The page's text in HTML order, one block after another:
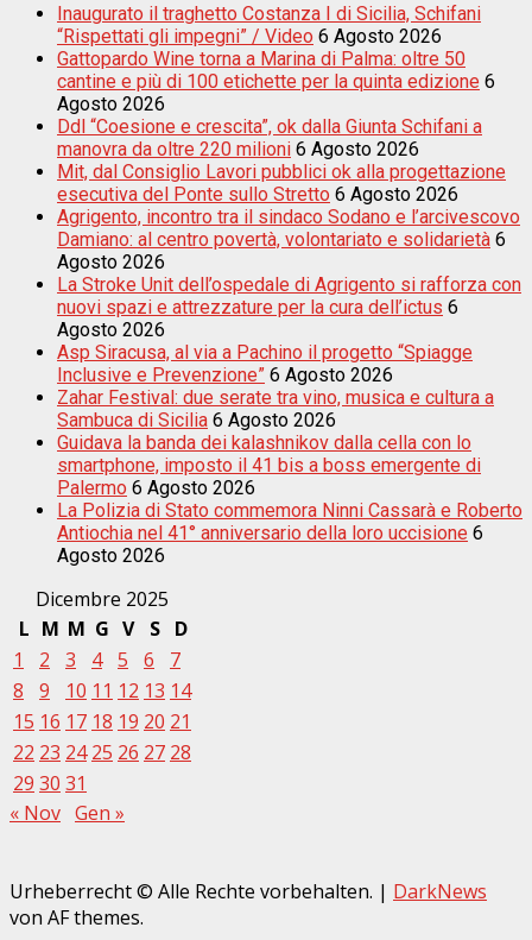
Inaugurato il traghetto Costanza I di Sicilia, Schifani
“Rispettati gli impegni” / Video 6 Agosto 2026
Gattopardo Wine torna a Marina di Palma: oltre 50
cantine e più di 100 etichette per la quinta edizione 6
Agosto 2026
Ddl “Coesione e crescita”, ok dalla Giunta Schifani a
manovra da oltre 220 milioni 6 Agosto 2026
Mit, dal Consiglio Lavori pubblici ok alla progettazione
esecutiva del Ponte sullo Stretto 6 Agosto 2026
Agrigento, incontro tra il sindaco Sodano e l’arcivescovo
Damiano: al centro povertà, volontariato e solidarietà 6
Agosto 2026
La Stroke Unit dell’ospedale di Agrigento si rafforza con
nuovi spazi e attrezzature per la cura dell’ictus 6
Agosto 2026
Asp Siracusa, al via a Pachino il progetto “Spiagge
Inclusive e Prevenzione” 6 Agosto 2026
Zahar Festival: due serate tra vino, musica e cultura a
Sambuca di Sicilia 6 Agosto 2026
Guidava la banda dei kalashnikov dalla cella con lo
smartphone, imposto il 41 bis a boss emergente di
Palermo 6 Agosto 2026
La Polizia di Stato commemora Ninni Cassarà e Roberto
Antiochia nel 41° anniversario della loro uccisione 6
Agosto 2026
Dicembre 2025
L M M G V S
D
1
2 3 4 5 6
7
8
9 10 11 12 13 14
15 16 17 18 19 20 21
22 23 24 25 26 27 28
29 30 31
« Nov Gen »
Urheberrecht © Alle Rechte vorbehalten. | DarkNews
von AF themes.